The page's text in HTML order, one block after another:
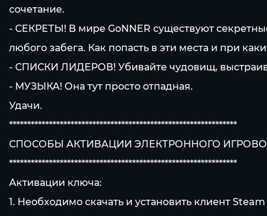
сочетание.
- СЕКРЕТЫ! В мире GoNNER существуют
любого забега. Как попасть в эти места и при
- СПИСКИ ЛИДЕРОВ! Убивайте чудовищ,
- МУЗЫКА! Она тут просто отпадная.
Удачи.
***************************************************************
СПОСОБЫ АКТИВАЦИИ ЭЛЕКТРОННОГО
***************************************************************
Активации ключа:
1. Необходимо скачать и установить клиент Steam